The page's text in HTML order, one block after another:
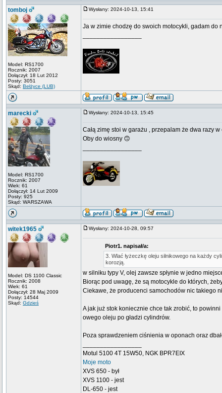
tomboj
Model: RS1700
Rocznik: 2007
Dołączył: 18 Lut 2012
Posty: 3051
Skąd: Bełżyce (LUB)
Wysłany: 2024-10-13, 15:41
Ja w zimie chodzę do swoich motocykli, gadam
marecki
Model: RS1700
Rocznik: 2007
Wiek: 61
Dołączył: 14 Lut 2009
Posty: 925
Skąd: WARSZAWA
Wysłany: 2024-10-13, 15:45
Całą zimę stoi w garażu , przepalam że dwa razy
Oby do wiosny 🙃
witek1965
Model: DS 1100 Classic
Rocznik: 2008
Wiek: 61
Dołączył: 28 Maj 2009
Posty: 14544
Skąd: Gdzieś
Wysłany: 2024-10-28, 09:57
Piotr1. napisał/a:
3. Wlać łyżeczkę oleju silnikowego na każdy
korozją.
w silniku typy V, olej zawsze spłynie w jedno
Biorąc pod uwagę, że są motocykle do których,
Ciekawe, że producenci samochodów nic takiego
A jak już stok koniecznie chce tak zrobić, to
owego oleju po gładzi cylindrów.
Poza sprawdzeniem ciśnienia w oponach oraz
Motul 5100 4T 15W50, NGK BPR7EIX
Moje moto
XVS 650 - był
XVS 1100 - jest
DL-650 - jest